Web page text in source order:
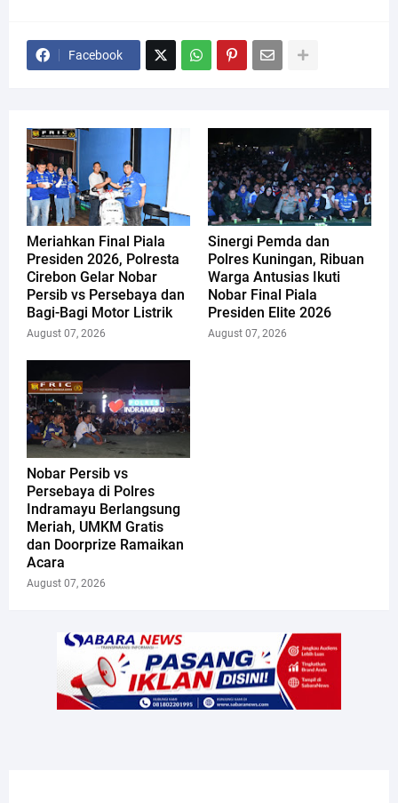
Facebook
Meriahkan Final Piala
Presiden 2026, Polresta
Cirebon Gelar Nobar
Persib vs Persebaya dan
Bagi-Bagi Motor Listrik
August 07, 2026
Sinergi Pemda dan
Polres Kuningan, Ribuan
Warga Antusias Ikuti
Nobar Final Piala
Presiden Elite 2026
August 07, 2026
Nobar Persib vs
Persebaya di Polres
Indramayu Berlangsung
Meriah, UMKM Gratis
dan Doorprize Ramaikan
Acara
August 07, 2026